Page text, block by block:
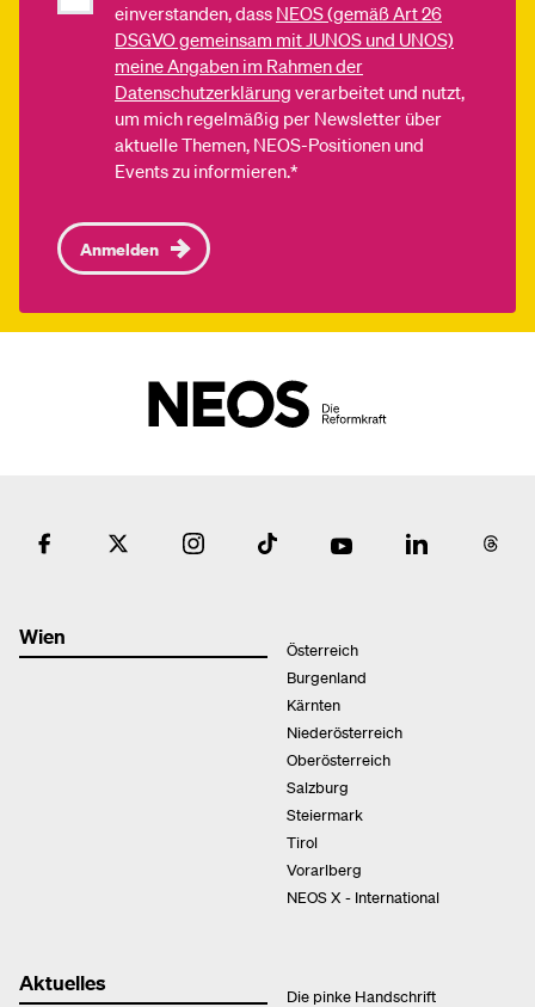
einverstanden, dass NEOS (gemäß Art 26
DSGVO gemeinsam mit JUNOS und UNOS)
meine Angaben im Rahmen der
Datenschutzerklärung verarbeitet und nutzt,
um mich regelmäßig per Newsletter über
aktuelle Themen, NEOS-Positionen und
Events zu informieren.*
Anmelden
Wien
Österreich
Burgenland
Kärnten
Niederösterreich
Oberösterreich
Salzburg
Steiermark
Tirol
Vorarlberg
NEOS X - International
Aktuelles
Die pinke Handschrift